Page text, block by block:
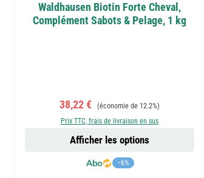
Waldhausen Biotin Forte Cheval,
Complément Sabots & Pelage, 1 kg
Prix de vente :
38,22 € Prix régulier :
(économie de 12.2%)
Prix TTC, frais de livraison en sus
−6%
Afficher les options